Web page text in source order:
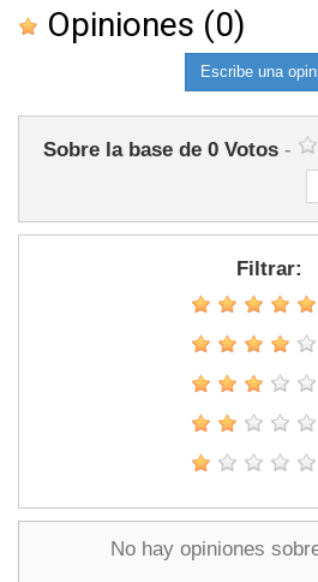
Opiniones (0)
Escribe una
Sobre la base de 0 Votos -
Filtrar:
No hay opiniones